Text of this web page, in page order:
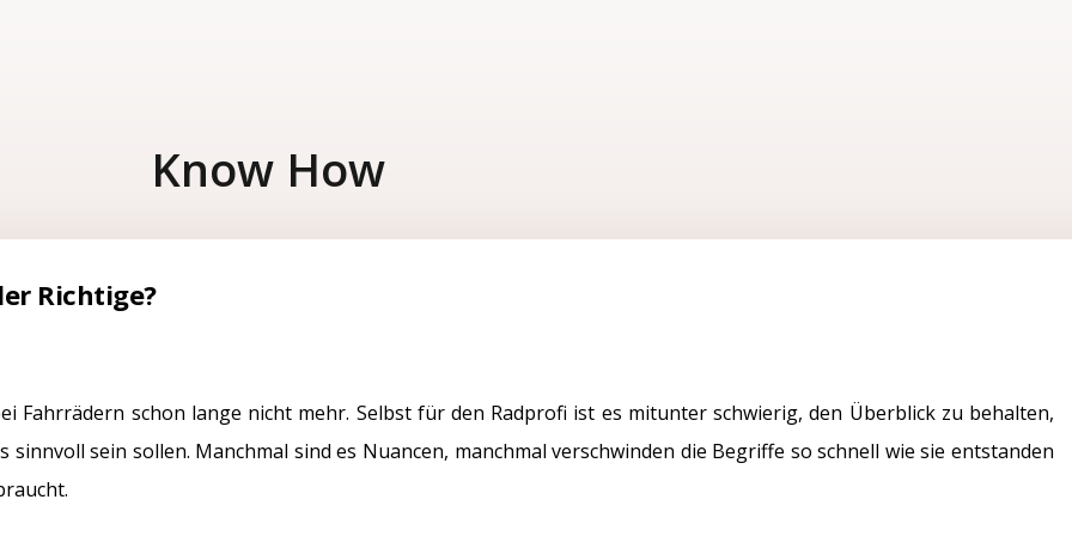
Know How
Richtige?
Fahrrädern schon lange nicht mehr. Selbst für den Radprofi ist es mitunter schwierig, den Überblick zu behalten,
sinnvoll sein sollen. Manchmal sind es Nuancen, manchmal verschwinden die Begriffe so schnell wie sie entstanden